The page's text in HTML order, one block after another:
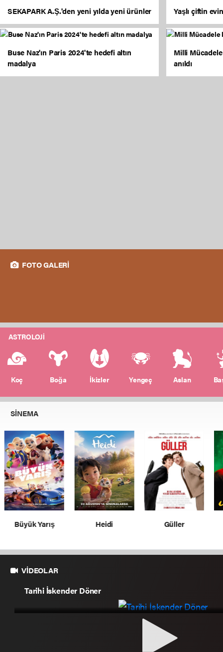
SEKAPARK A.Ş.'den yeni yılda yeni ürünler Yaşlı çiftin
Buse Naz'ın Paris 2024'te hedefi altın
madalya
Milli
anıldı
FOTO GALERİ
ASTROLOJİ
Koç Boğa İkizler Yengeç Aslan
SİNEMA
Heidi Güller Amelie
VİDEOLAR
Magazin
Tarihi İskender Döner